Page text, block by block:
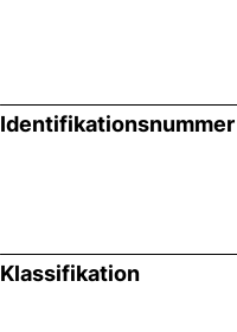
Identifikationsnummer
Klassifikation